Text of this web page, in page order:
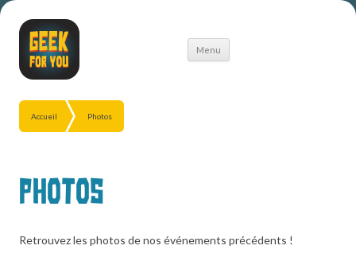
Menu
Aller
Accueil Photos
Photos
Retrouvez les photos de nos événements précédents !